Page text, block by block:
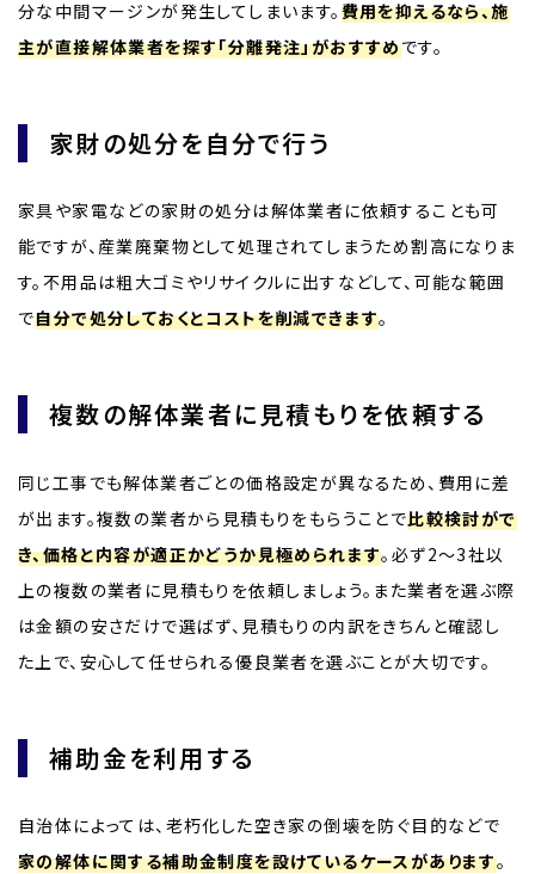
分な中間マージンが発生してしまいます。 費用を抑えるなら、施
主が直接解体業者を探す「分離発注」がおすすめです。
家財の処分を自分で行う
家具や家電などの家財の処分は解体業者に依頼することも可
能ですが、産業廃棄物として処理されてしまうため割高になりま
す。不用品は粗大ゴミやリサイクルに出すなどして、可能な範囲
で自分で処分しておくとコストを削減できます。
複数の解体業者に見積もりを依頼する
同じ工事でも解体業者ごとの価格設定が異なるため、費用に差
が出ます。複数の業者から見積もりをもらうことで比較検討がで
き、価格と内容が適正かどうか見極められます。必ず2〜3社以
上の複数の業者に見積もりを依頼しましょう。また業者を選ぶ際
は金額の安さだけで選ばず、見積もりの内訳をきちんと確認し
た上で、安心して任せられる優良業者を選ぶことが大切です。
補助金を利用する
自治体によっては、老朽化した空き家の倒壊を防ぐ目的などで
家の解体に関する補助金制度を設けているケースがあります。